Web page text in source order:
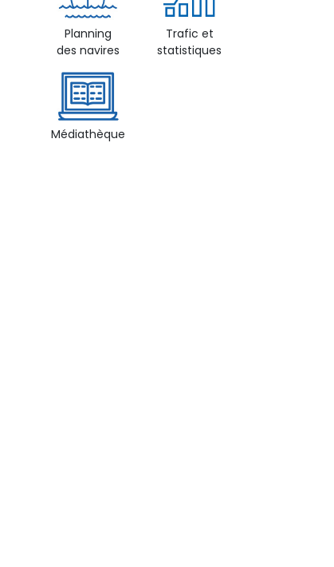
Planning
des navires
Trafic et
statistiques
Médiathèque